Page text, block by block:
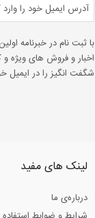
با ثبت نام در خبرنامه
اخبار و فروش های ویژه
شگفت انگیز را در ایمیل
لینک های مفید
درباره‌ی ما